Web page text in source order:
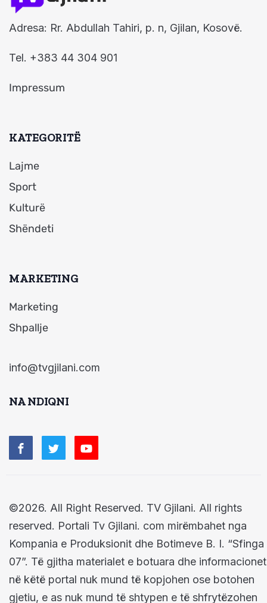
Adresa: Rr. Abdullah Tahiri, p. n, Gjilan, Kosovë.
Tel. +383 44 304 901
Impressum
KATEGORITË
Lajme
Sport
Kulturë
Shëndeti
MARKETING
Marketing
Shpallje
info@tvgjilani.com
NA NDIQNI
©2026. All Right Reserved. TV Gjilani. All rights
reserved. Portali Tv Gjilani. com mirëmbahet nga
Kompania e Produksionit dhe Botimeve B. I. “Sfinga
07”. Të gjitha materialet e botuara dhe informacionet
në këtë portal nuk mund të kopjohen ose botohen
gjetiu, e as nuk mund të shtypen e të shfrytëzohen